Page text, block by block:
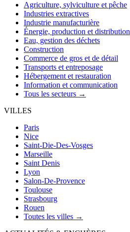
Agriculture, sylviculture et pêche
Industries extractives
Industrie manufacturière
Énergie, production et distribution
Eau, gestion des déchets
Construction
Commerce de gros et de détail
Transports et entreposage
Hébergement et restauration
Information et communication
Tous les secteurs →
VILLES
Paris
Nice
Saint-Die-Des-Vosges
Marseille
Saint Denis
Lyon
Salon-De-Provence
Toulouse
Strasbourg
Rouen
Toutes les villes →